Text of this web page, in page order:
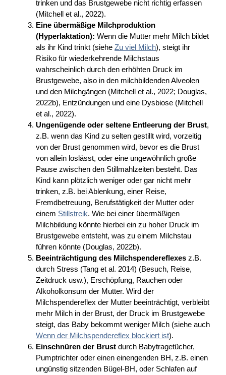
trinken und das Brustgewebe nicht richtig erfassen
(Mitchell et al., 2022).
Eine übermäßige Milchproduktion
(Hyperlaktation): Wenn die Mutter mehr Milch bildet
als ihr Kind trinkt (sieheZu viel Milch), steigt ihr
Risiko für wiederkehrende Milchstaus
wahrscheinlich durch den erhöhten Druck im
Brustgewebe, also in den milchbildenden Alveolen
und den Milchgängen (Mitchell et al., 2022; Douglas,
2022b), Entzündungen und eine Dysbiose (Mitchell
et al., 2022).
Ungenügende oder seltene Entleerung der Brust,
z.B. wenn das Kind zu selten gestillt wird, vorzeitig
von der Brust genommen wird, bevor es die Brust
von allein loslässt, oder eine ungewöhnlich große
Pause zwischen den Stillmahlzeiten besteht. Das
Kind kann plötzlich weniger oder gar nicht mehr
trinken, z.B. bei Ablenkung, einer Reise,
Fremdbetreuung, Berufstätigkeit der Mutter oder
einem Stillstreik. Wie bei einer übermäßigen
Milchbildung könnte hierbei ein zu hoher Druck im
Brustgewebe entsteht, was zu einem Milchstau
führen könnte (Douglas, 2022b).
Beeinträchtigung des Milchspendereflexes z.B.
durch Stress (Tang et al. 2014) (Besuch, Reise,
Zeitdruck usw.), Erschöpfung, Rauchen oder
Alkoholkonsum der Mutter. Wird der
Milchspendereflex der Mutter beeinträchtigt, verbleibt
mehr Milch in der Brust, der Druck im Brustgewebe
steigt, das Baby bekommt weniger Milch (siehe auch
Wenn der Milchspendereflex blockiert ist).
Einschnüren der Brust durch Babytragetücher,
Pumptrichter oder einen einengenden BH, z.B. einen
ungünstig sitzenden Bügel-BH, oder Schlafen auf